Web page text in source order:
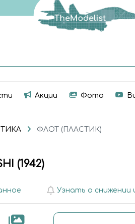
Акции Фото
ФЛОТ (ПЛАСТИК)
(1942)
Узнать о снижении